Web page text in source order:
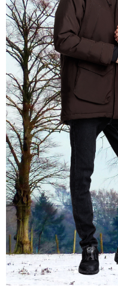
２．關於個人資料處理事宜，請
https://aftee.tw/terms/#terms3
３．未成年的使用者請事先徵
「AFTEE先享後付」，若未經
任。
４．使用「AFTEE先享後付」
時審查核予不同之上限額度；
請求用戶進行身份認證。
５．嚴禁一人註冊多個帳號或
恩沛科技股份有限公司將有權
宅配通大嘴鳥
每筆NT$100，滿NT$800(含
便利袋
每筆NT$70，滿NT$800(含
付款後門市自取
免運費